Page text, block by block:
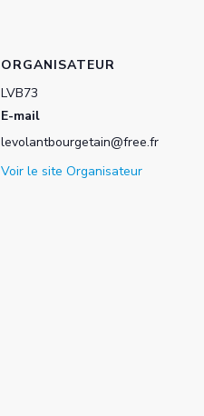
ORGANISATEUR
LVB73
E-mail
levolantbourgetain@free.fr
Voir le site Organisateur